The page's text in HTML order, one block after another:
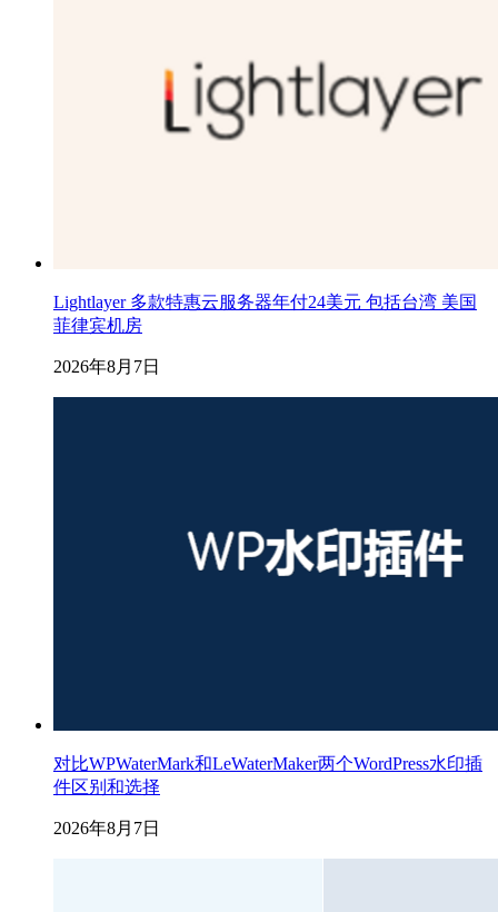
Lightlayer 多款特惠云服务器年付24美元 包括台湾 美国
菲律宾机房
2026年8月7日
对比WPWaterMark和LeWaterMaker两个WordPress水印插
件区别和选择
2026年8月7日